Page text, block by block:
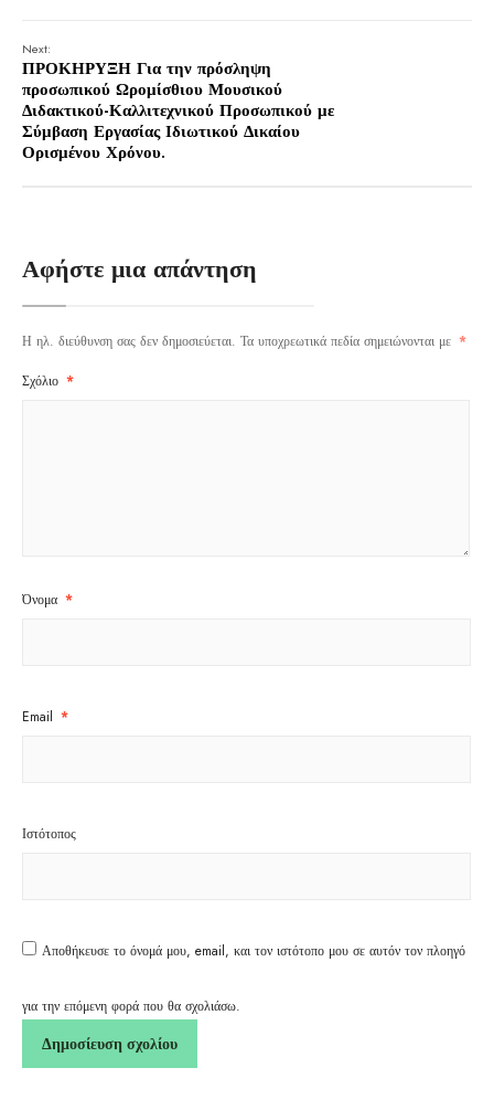
Next:
ΠΡΟΚΗΡΥΞΗ Για την πρόσληψη
προσωπικού Ωρομίσθιου Μουσικού
Διδακτικού-Καλλιτεχνικού Προσωπικού με
Σύμβαση Εργασίας Ιδιωτικού Δικαίου
Ορισμένου Χρόνου.
Αφήστε μια απάντηση
Η ηλ. διεύθυνση σας δεν δημοσιεύεται. Τα υποχρεωτικά πεδία σημειώνονται με *
Σχόλιο *
Όνομα *
Email *
Ιστότοπος
Αποθήκευσε το όνομά μου, email, και τον ιστότοπο μου σε αυτόν τον πλοηγό
για την επόμενη φορά που θα σχολιάσω.